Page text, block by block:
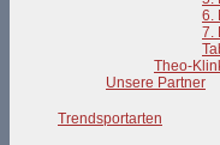
6.
7.
Theo-
Unsere Partner
Trendsportarten